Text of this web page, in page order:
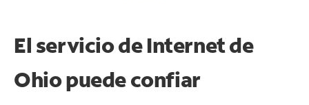
El servicio de Internet de
Ohio puedeconfiar